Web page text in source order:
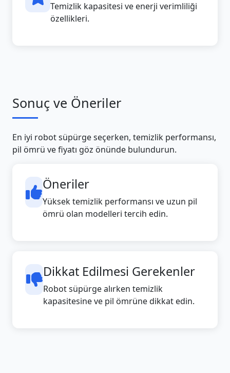
Temizlik kapasitesi ve enerji verimliliği
özellikleri.
Sonuç ve Öneriler
En iyi robot süpürge seçerken, temizlik performansı,
pil ömrü ve fiyatı göz önünde bulundurun.
Öneriler
Yüksek temizlik performansı ve uzun pil
ömrü olan modelleri tercih edin.
Dikkat Edilmesi Gerekenler
Robot süpürge alırken temizlik
kapasitesine ve pil ömrüne dikkat edin.